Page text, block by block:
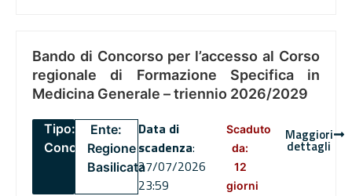
Bando di Concorso per l’accesso al Corso
regionale di Formazione Specifica in
Medicina Generale – triennio 2026/2029
Tipo:
Concorsi
Ente:
Regione
Basilicata
Data di
scadenza:
27/07/2026
23:59
Scaduto
da:
12
giorni
Maggiori
dettagli